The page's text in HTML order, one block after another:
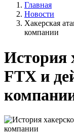
Главная
Новости
Хакерская
компании
История
FTX и